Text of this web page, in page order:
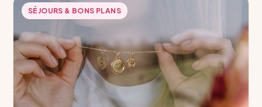
SÉJOURS & BONS PLANS